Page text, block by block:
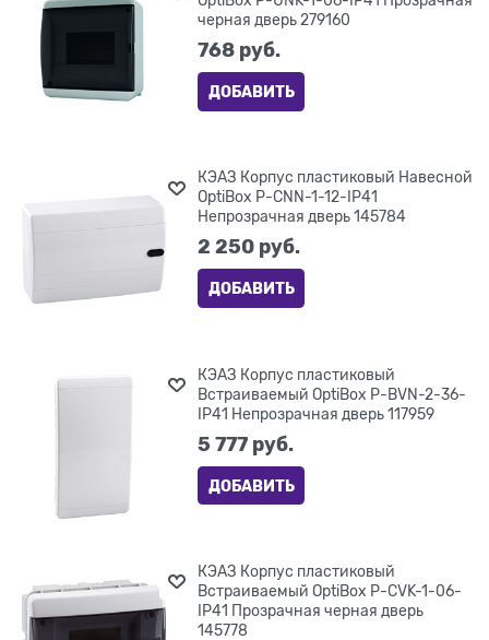
черная дверь 279160
768 руб.
ДОБАВИТЬ
КЭАЗ Корпус пластиковый Навесной
OptiBox P-CNN-1-12-IP41
Непрозрачная дверь 145784
2 250 руб.
ДОБАВИТЬ
КЭАЗ Корпус пластиковый
Встраиваемый OptiBox P-BVN-2-36-
IP41 Непрозрачная дверь 117959
5 777 руб.
ДОБАВИТЬ
КЭАЗ Корпус пластиковый
Встраиваемый OptiBox P-CVK-1-06-
IP41 Прозрачная черная дверь
145778